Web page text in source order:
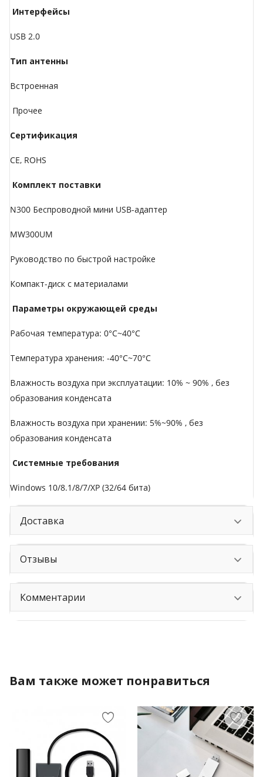
Интерфейсы
USB 2.0
Тип антенны
Встроенная
Прочее
Сертификация
CE, ROHS
Комплект поставки
N300 Беспроводной мини USB-адаптер
MW300UM
Руководство по быстрой настройке
Компакт-диск с материалами
Параметры окружающей среды
Рабочая температура: 0°C~40°C
Температура хранения: -40°C~70°C
Влажность воздуха при эксплуатации: 10% ~ 90% , без
образования конденсата
Влажность воздуха при хранении: 5%~90% , без
образования конденсата
Системные требования
Windows 10/8.1/8/7/XP (32/64 бита)
Доставка
Отзывы
Комментарии
Вам также может понравиться